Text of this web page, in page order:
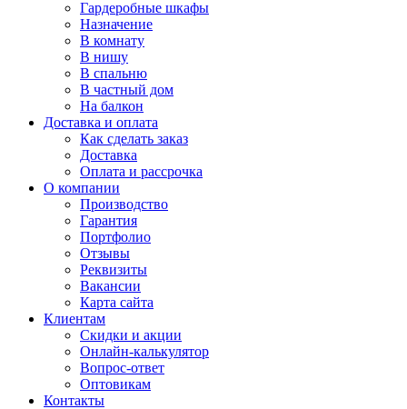
Гардеробные шкафы
Назначение
В комнату
В нишу
В спальню
В частный дом
На балкон
Доставка и оплата
Как сделать заказ
Доставка
Оплата и рассрочка
О компании
Производство
Гарантия
Портфолио
Отзывы
Реквизиты
Вакансии
Карта сайта
Клиентам
Скидки и акции
Онлайн-калькулятор
Вопрос-ответ
Оптовикам
Контакты